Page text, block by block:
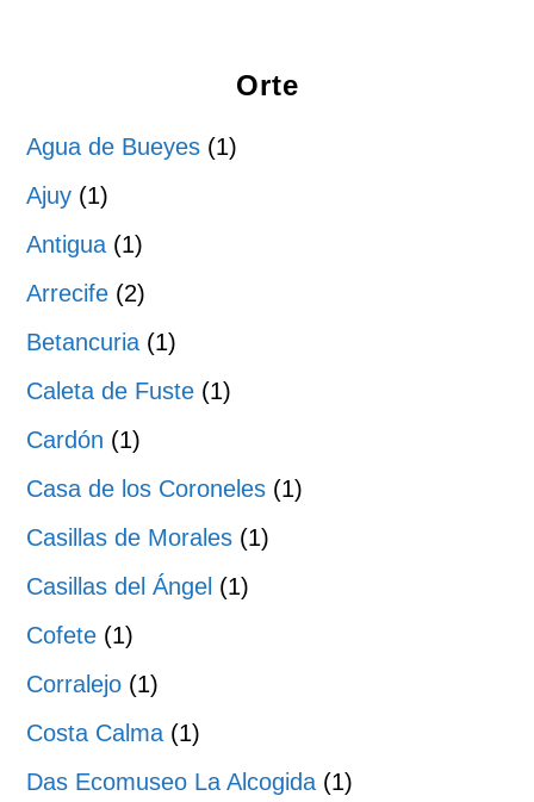
Orte
Agua de Bueyes (1)
Ajuy (1)
Antigua (1)
Arrecife (2)
Betancuria (1)
Caleta de Fuste (1)
Cardón (1)
Casa de los Coroneles (1)
Casillas de Morales (1)
Casillas del Ángel (1)
Cofete (1)
Corralejo (1)
Costa Calma (1)
Das Ecomuseo La Alcogida (1)